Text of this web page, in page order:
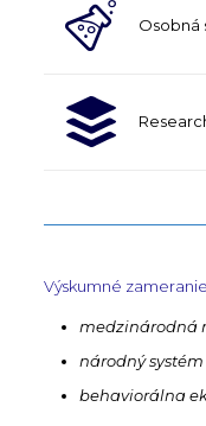
Osobná
Výskumné zameranie
medzinárodná
národný
behaviorálna